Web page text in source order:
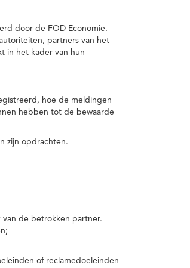
door de FOD Economie.
partners van het
in het kader van hun
hoe de meldingen
hebben tot de bewaarde
zijn opdrachten.
de betrokken partner.
of reclamedoeleinden